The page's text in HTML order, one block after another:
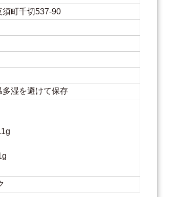
町千切537-90
湿を避けて保存